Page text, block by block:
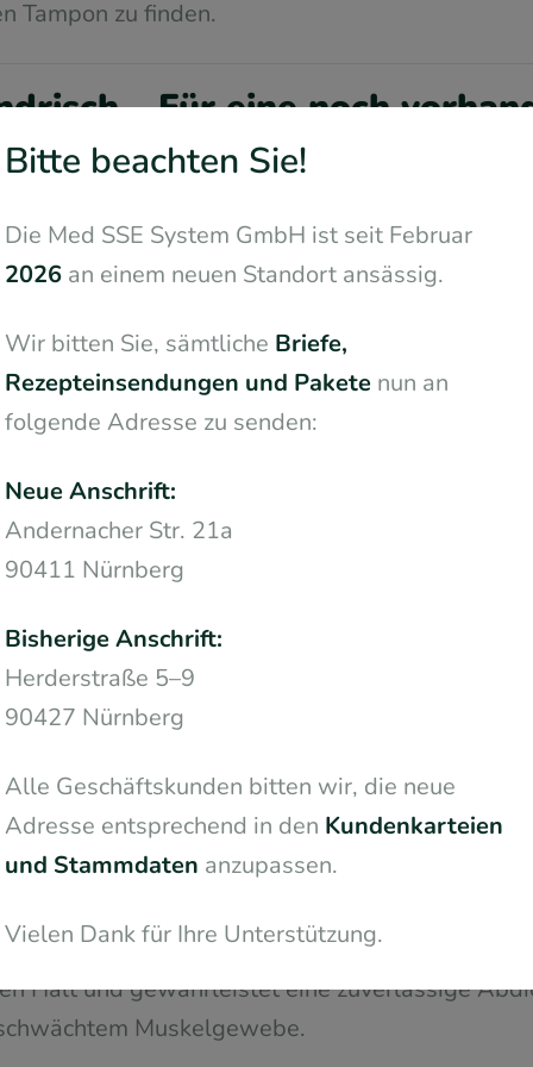
Tampon zu finden.
– Für eine noch
wenn der Schließmuskel zwar noch teilweise
ist, um eine zuverlässige Abdichtung zu
hier eine Unterstützung, die sich gut in
ist bei den meisten Diagnosen die
analer Inkontinenz.
– Die Lösung bei
Rillen auf der Oberfläche wird eine
Der Spiral-Tampon eignet sich besonders
bis mittelschwerer Diarrhoe eine
abzuleiten – für ein sicheres und
– Für eine konvexe
für Menschen mit einer konvexen
worden. Seine taillierte Form passt sich
Halt und gewährleistet eine zuverlässige
Muskelgewebe.
Bitte beachten Sie!
Die Med SSE System GmbH ist seit Februar
2026 an einem neuen Standort ansässig.
Wir bitten Sie, sämtliche Briefe,
Rezepteinsendungen und Pakete nun an
folgende Adresse zu senden:
Neue Anschrift:
Andernacher Str. 21a
90411 Nürnberg
Bisherige Anschrift:
Herderstraße 5–9
90427 Nürnberg
Alle Geschäftskunden bitten wir, die neue
Adresse entsprechend in den Kundenkarteien
und Stammdaten anzupassen.
Vielen Dank für Ihre Unterstützung.